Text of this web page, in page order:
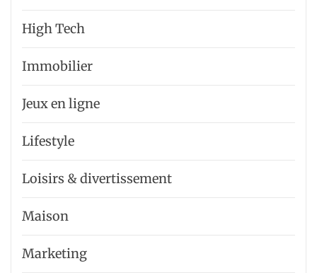
High Tech
Immobilier
Jeux en ligne
Lifestyle
Loisirs & divertissement
Maison
Marketing